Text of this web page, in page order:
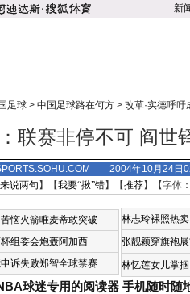
新
足球> 中国足球路在何方> 改革·实德呼吁
联赛非停不可 阎世
2004年10月24日
说两句 】【我要“揪”错】【推荐】【字体：
恼火箭唯麦蒂敢突破
组委会炮轰阿加西
诉失败郑智全球禁赛
林志玲裸照热卖
张靓颖穿旗袍
林忆莲女儿掌
球迷专用的阅读器 手机随时随